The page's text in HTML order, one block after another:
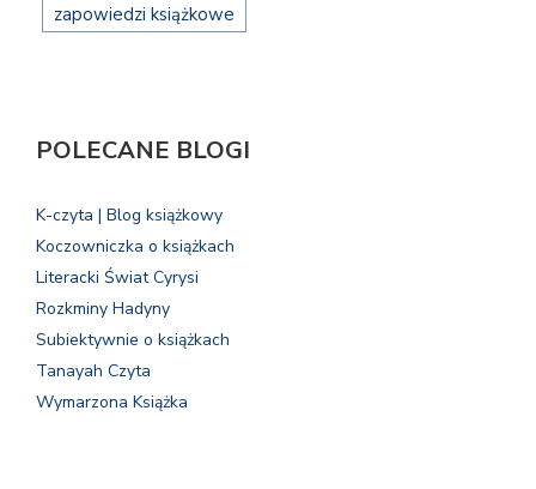
zapowiedzi książkowe
POLECANE BLOGI
K-czyta | Blog książkowy
Koczowniczka o książkach
Literacki Świat Cyrysi
Rozkminy Hadyny
Subiektywnie o książkach
Tanayah Czyta
Wymarzona Książka